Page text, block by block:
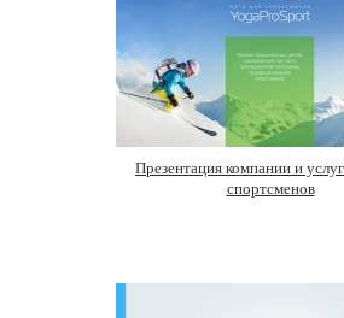
Презентация компании и
спортсменов